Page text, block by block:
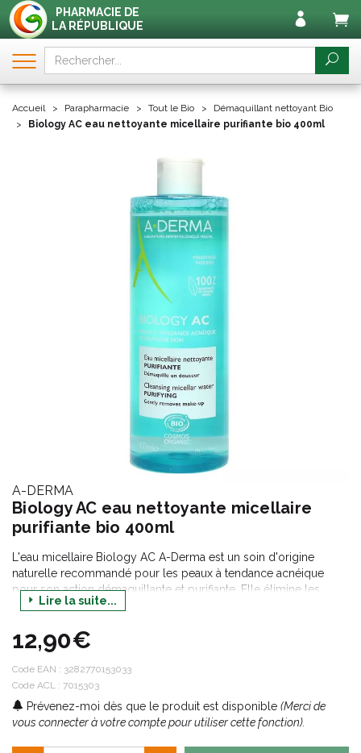
PHARMACIE DE
LA RÉPUBLIQUE
Accueil Parapharmacie Tout le Bio
Démaquillant nettoyant Bio
Biology AC eau nettoyante micellaire purifiante bio 400ml
A-DERMA
Biology AC eau nettoyante micellaire
purifiante bio 400ml
L'eau micellaire Biology AC A-Derma est un soin d'origine
naturelle recommandé pour les peaux à tendance acnéique
pour son action démaquillante et purifiante. Elle élimine les
impuretés et traces de maquillage et resserre les pores pour
Rhealba bio aux vertus hydratantes, rééquilibrantes et apaisantes,
d'aloé vera qui hydrate, d'extrait de pissenlit qui protège la peau
de la pollution, de glycérine aux vertus humectantes et d'extrait
de garcinia aux propriétés antibactériennes, séboréductrices et
apaisantes.
Lire la suite...
12,90€
Code EAN : 3282770153033
Code ACL : 7015303
Prévenez-moi dès que le produit est disponible (Merci de
vous connecter à votre compte pour utiliser cette fonction).